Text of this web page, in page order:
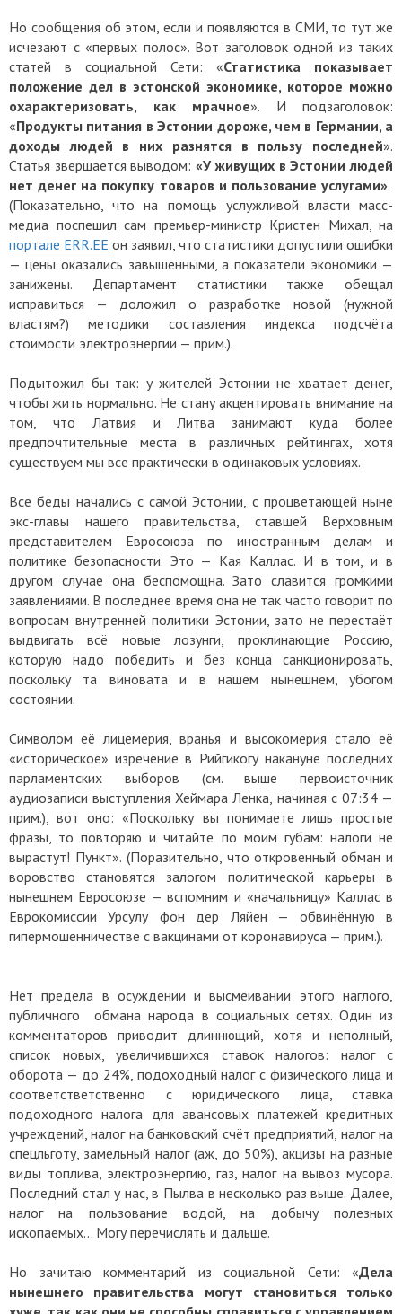
Но сообщения об этом, если и появляются в СМИ, то тут же
исчезают с «первых полос». Вот заголовок одной из таких
статей в социальной Сети: «Статистика показывает
положение дел в эстонской экономике, которое можно
охарактеризовать, как мрачное». И подзаголовок:
«Продукты питания в Эстонии дороже, чем в Германии, а
доходы людей в них разнятся в пользу последней».
Статья звершается выводом:«У живущих в Эстонии людей
нет денег на покупку товаров и пользование услугами».
(Показательно, что на помощь услужливой власти масс-
медиа поспешил сам премьер-министр Кристен Михал, на
портале ERR.EE он заявил, что статистики допустили ошибки
— цены оказались завышенными, а показатели экономики —
занижены. Департамент статистики также обещал
исправиться — доложил о разработке новой (нужной
властям?) методики составления индекса подсчёта
стоимости электроэнергии — прим.).
Подытожил бы так: у жителей Эстонии не хватает денег,
чтобы жить нормально. Не стану акцентировать внимание на
том, что Латвия и Литва занимают куда более
предпочтительные места в различных рейтингах, хотя
существуем мы все практически в одинаковых условиях.
Все беды начались с самой Эстонии, с процветающей ныне
экс-главы нашего правительства, ставшей Верховным
представителем Евросоюза по иностранным делам и
политике безопасности. Это — Кая Каллас. И в том, и в
другом случае она беспомощна. Зато славится громкими
заявлениями. В последнее время она не так часто говорит по
вопросам внутренней политики Эстонии, зато не перестаёт
выдвигать всё новые лозунги, проклинающие Россию,
которую надо победить и без конца санкционировать,
поскольку та виновата и в нашем нынешнем, убогом
состоянии.
Символом её лицемерия, вранья и высокомерия стало её
«историческое» изречение в Рийгикогу накануне последних
парламентских выборов (см. выше первоисточник
аудиозаписи выступления Хеймара Ленка, начиная с 07:34 —
прим.), вот оно: «Поскольку вы понимаете лишь простые
фразы, то повторяю и читайте по моим губам: налоги не
вырастут! Пункт». (Поразительно, что откровенный обман и
воровство становятся залогом политической карьеры в
нынешнем Евросоюзе — вспомним и «начальницу» Каллас в
Еврокомиссии Урсулу фон дер Ляйен — обвинённую в
гипермошенничестве с вакцинами от коронавируса — прим.).
Нет предела в осуждении и высмеивании этого наглого,
публичного обмана народа в социальных сетях. Один из
комментаторов приводит длиннющий, хотя и неполный,
список новых, увеличившихся ставок налогов: налог с
оборота — до 24%, подоходный налог с физического лица и
соответстветственно с юридического лица, ставка
подоходного налога для авансовых платежей кредитных
учреждений, налог на банковский счёт предприятий, налог на
спецльготу, замельный налог (аж, до 50%), акцизы на разные
виды топлива, электроэнергию, газ, налог на вывоз мусора.
Последний стал у нас, в Пылва в несколько раз выше. Далее,
налог на пользование водой, на добычу полезных
ископаемых... Могу перечислять и дальше.
Но зачитаю комментарий из социальной Сети: «Дела
нынешнего правительства могут становиться только